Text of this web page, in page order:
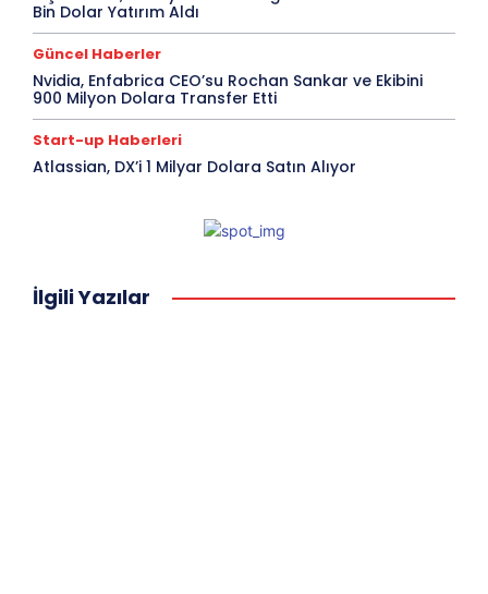
Bin Dolar Yatırım Aldı
Güncel Haberler
Nvidia, Enfabrica CEO’su Rochan Sankar ve Ekibini
900 Milyon Dolara Transfer Etti
Start-up Haberleri
Atlassian, DX’i 1 Milyar Dolara Satın Alıyor
İlgili Yazılar